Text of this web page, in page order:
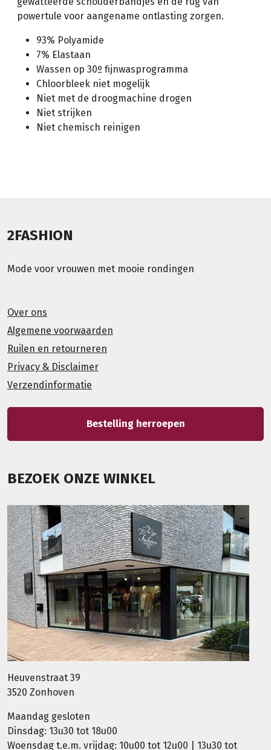
powertule voor aangename ontlasting zorgen.
93% Polyamide
7% Elastaan
Wassen op 30º fijnwasprogramma
Chloorbleek niet mogelijk
Niet met de droogmachine drogen
Niet strijken
Niet chemisch reinigen
2FASHION
Mode voor vrouwen met mooie rondingen
Over ons
Algemene voorwaarden
Ruilen en retourneren
Privacy & Disclaimer
Verzendinformatie
Bestelling herroepen
BEZOEK ONZE WINKEL
Heuvenstraat 39
3520 Zonhoven
Maandag gesloten
Dinsdag: 13u30 tot 18u00
Woensdag t.e.m. vrijdag: 10u00 tot 12u00 | 13u30 tot